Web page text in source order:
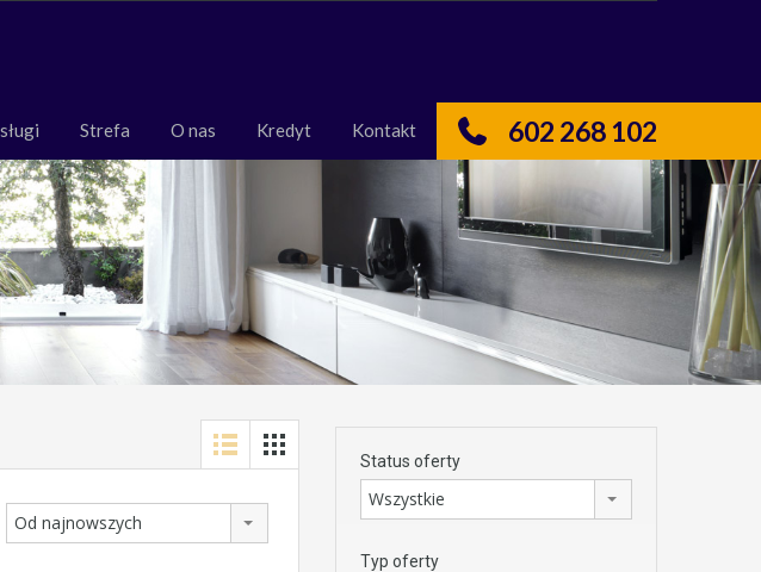
602 268 102
Strefa O nas Kredyt Kontakt
Od najnowszych
Status oferty
Wszystkie
Typ oferty